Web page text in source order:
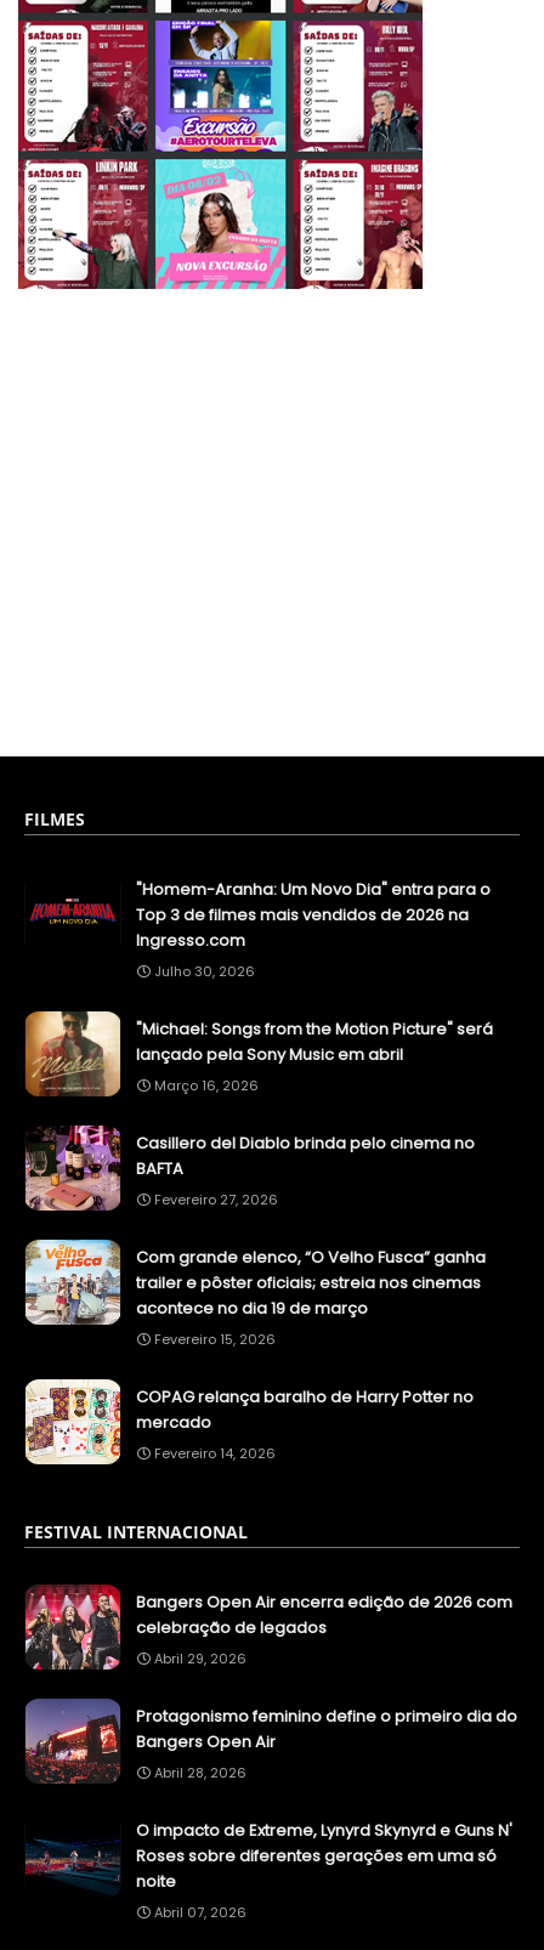
FILMES
"Homem-Aranha: Um Novo Dia" entra para o
Top 3 de filmes mais vendidos de 2026 na
Ingresso.com
Julho 30, 2026
"Michael: Songs from the Motion Picture" será
lançado pela Sony Music em abril
Março 16, 2026
Casillero del Diablo brinda pelo cinema no
BAFTA
Fevereiro 27, 2026
Com grande elenco, “O Velho Fusca” ganha
trailer e pôster oficiais; estreia nos cinemas
acontece no dia 19 de março
Fevereiro 15, 2026
COPAG relança baralho de Harry Potter no
mercado
Fevereiro 14, 2026
FESTIVAL INTERNACIONAL
Bangers Open Air encerra edição de 2026 com
celebração de legados
Abril 29, 2026
Protagonismo feminino define o primeiro dia do
Bangers Open Air
Abril 28, 2026
O impacto de Extreme, Lynyrd Skynyrd e Guns N'
Roses sobre diferentes gerações em uma só
noite
Abril 07, 2026